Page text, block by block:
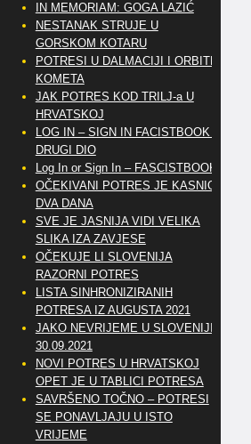
IN MEMORIAM: GOGA LAZIĆ
NESTANAK STRUJE U
GORSKOM KOTARU
POTRESI U DALMACIJI I ORBITE
KOMETA
JAK POTRES KOD TRILJ-a U
HRVATSKOJ
LOG IN – SIGN IN FACISTBOOK –
DRUGI DIO
Log In or Sign In – FASCISTBOOK
OČEKIVANI POTRES JE KASNIO
DVA DANA
SVE JE JASNIJA VIDI VELIKA
SLIKA IZA ZAVJESE
OČEKUJE LI SLOVENIJA
RAZORNI POTRES
LISTA SINHRONIZIRANIH
POTRESA IZ AUGUSTA 2021
JAKO NEVRIJEME U SLOVENIJI
30.09.2021
NOVI POTRES U HRVATSKOJ
OPET JE U TABLICI POTRESA
SAVRŠENO TOČNO – POTRESI
SE PONAVLJAJU U ISTO
VRIJEME